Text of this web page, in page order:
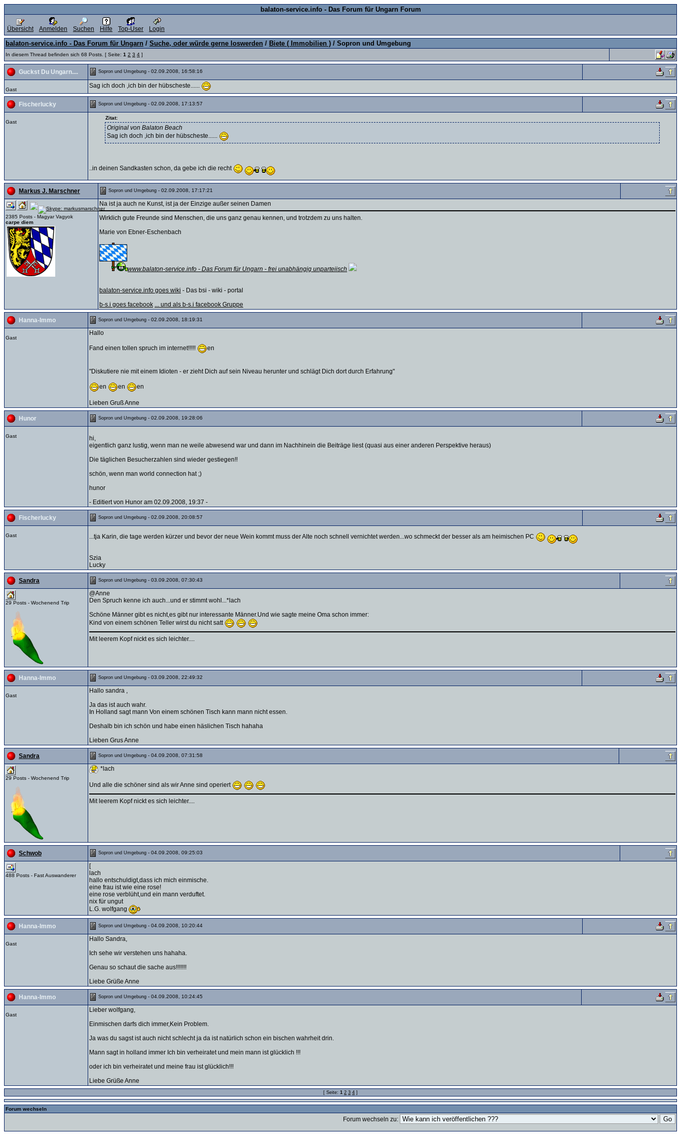
balaton-service.info - Das Forum für Ungarn Forum
Übersicht Anmelden Suchen Hilfe Top-User Login
balaton-service.info - Das Forum für Ungarn / Suche, oder würde gerne loswerden / Biete ( Immobilien ) / Sopron und Umgebung
In diesem Thread befinden sich 68 Posts. [ Seite: 1 2 3 4 ]
Guckst Du Ungarn.... Sopron und Umgebung - 02.09.2008, 16:58:16
Gast
Sag ich doch ,ich bin der hübscheste......
Fischerlucky Sopron und Umgebung - 02.09.2008, 17:13:57
Gast
Zitat:
Original von Balaton Beach
Sag ich doch ,ich bin der hübscheste......
..in deinen Sandkasten schon, da gebe ich die recht
Markus J. Marschner Sopron und Umgebung - 02.09.2008, 17:17:21
2385 Posts - Magyar Vagyok
carpe diem
Na ist ja auch ne Kunst, ist ja der Einzige außer seinen Damen
Wirklich gute Freunde sind Menschen, die uns ganz genau kennen, und trotzdem zu uns halten.
Marie von Ebner-Eschenbach
www.balaton-service.info - Das Forum für Ungarn - frei unabhängig unparteiisch
balaton-service.info goes wiki - Das bsi - wiki - portal
b-s.i goes facebook ... und als b-s.i facebook Gruppe
Hanna-Immo Sopron und Umgebung - 02.09.2008, 18:19:31
Gast
Hallo
Fand einen tollen spruch im internet!!!!! en
"Diskutiere nie mit einem Idioten - er zieht Dich auf sein Niveau herunter und schlägt Dich dort durch Erfahrung"
en en en
Lieben Gruß Anne
Hunor Sopron und Umgebung - 02.09.2008, 19:28:06
Gast
hi,
eigentlich ganz lustig, wenn man ne weile abwesend war und dann im Nachhinein die Beiträge liest (quasi aus einer anderen Perspektive heraus)
Die täglichen Besucherzahlen sind wieder gestiegen!!
schön, wenn man world connection hat ;)
hunor
- Editiert von Hunor am 02.09.2008, 19:37 -
Fischerlucky Sopron und Umgebung - 02.09.2008, 20:08:57
Gast ...tja Karin, die tage werden kürzer und bevor der neue Wein kommt muss der Alte noch schnell vernichtet werden...wo schmeckt der besser als am heimischen PC
Szia
Lucky
Sandra Sopron und Umgebung - 03.09.2008, 07:30:43
29 Posts - Wochenend Trip
@Anne
Den Spruch kenne ich auch...und er stimmt wohl...*lach
Schöne Männer gibt es nicht,es gibt nur interessante Männer.Und wie sagte meine Oma schon immer:
Kind von einem schönen Teller wirst du nicht satt
Mit leerem Kopf nickt es sich leichter....
Hanna-Immo Sopron und Umgebung - 03.09.2008, 22:49:32
Gast
Hallo sandra ,
Ja das ist auch wahr.
In Holland sagt mann Von einem schönen Tisch kann mann nicht essen.
Deshalb bin ich schön und habe einen häslichen Tisch hahaha
Lieben Grus Anne
Sandra Sopron und Umgebung - 04.09.2008, 07:31:58
29 Posts - Wochenend Trip
*lach
Und alle die schöner sind als wir Anne sind operiert
Mit leerem Kopf nickt es sich leichter....
Schwob Sopron und Umgebung - 04.09.2008, 09:25:03
488 Posts - Fast Auswanderer
[
lach
hallo entschuldigt,dass ich mich einmische.
eine frau ist wie eine rose!
eine rose verblüht,und ein mann verduftet.
nix für ungut
L.G. wolfgang
Hanna-Immo Sopron und Umgebung - 04.09.2008, 10:20:44
Gast
Hallo Sandra,
Ich sehe wir verstehen uns hahaha.
Genau so schaut die sache aus!!!!!!!
Liebe Grüße Anne
Hanna-Immo Sopron und Umgebung - 04.09.2008, 10:24:45
Gast
Lieber wolfgang,
Einmischen darfs dich immer,Kein Problem.
Ja was du sagst ist auch nicht schlecht ja da ist natürlich schon ein bischen wahrheit drin.
Mann sagt in holland immer Ich bin verheiratet und mein mann ist glücklich !!!
oder ich bin verheiratet und meine frau ist glücklich!!!
Liebe Grüße Anne
[ Seite: 1 2 3 4 ]
Forum wechseln
Forum wechseln zu: